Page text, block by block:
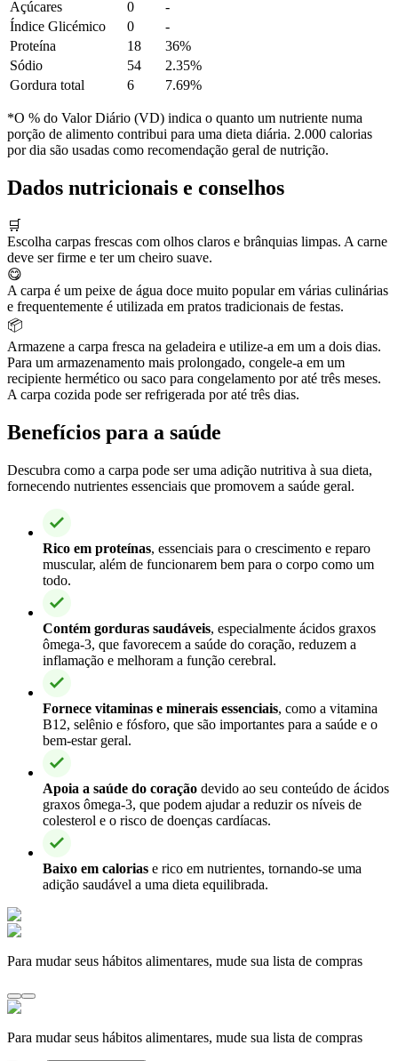
Açúcares
0
-
Índice Glicémico
0
-
Proteína
18
36%
Sódio
54
2.35%
Gordura total
6 7.69%
*O % do Valor Diário (VD) indica o quanto um nutriente numa
porção de alimento contribui para uma dieta diária. 2.000 calorias
por dia são usadas como recomendação geral de nutrição.
Dados nutricionais e conselhos
🛒
Escolha carpas frescas com olhos claros e brânquias limpas. A carne
deve ser firme e ter um cheiro suave.
😋
A carpa é um peixe de água doce muito popular em várias culinárias
e frequentemente é utilizada em pratos tradicionais de festas.
📦
Armazene a carpa fresca na geladeira e utilize-a em um a dois dias.
Para um armazenamento mais prolongado, congele-a em um
recipiente hermético ou saco para congelamento por até três meses.
A carpa cozida pode ser refrigerada por até três dias.
Benefícios para a saúde
Descubra como a carpa pode ser uma adição nutritiva à sua dieta,
fornecendo nutrientes essenciais que promovem a saúde geral.
Rico em proteínas, essenciais para o crescimento e reparo
muscular, além de funcionarem bem para o corpo como um
todo.
Contém gorduras saudáveis, especialmente ácidos graxos
ômega-3, que favorecem a saúde do coração, reduzem a
inflamação e melhoram a função cerebral.
Fornece vitaminas e minerais essenciais, como a vitamina
B12, selênio e fósforo, que são importantes para a saúde e o
bem-estar geral.
Apoia a saúde do coração devido ao seu conteúdo de ácidos
graxos ômega-3, que podem ajudar a reduzir os níveis de
colesterol e o risco de doenças cardíacas.
Baixo em calorias e rico em nutrientes, tornando-se uma
adição saudável a uma dieta equilibrada.
Para mudar seus hábitos alimentares, mude sua lista de compras
Para mudar seus hábitos alimentares, mude sua lista de compras